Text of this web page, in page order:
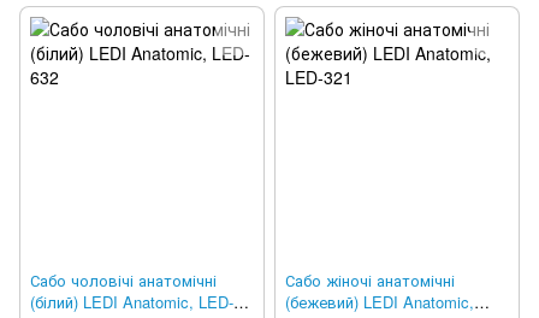
Сабо чоловічі анатомічні
(білий) LEDI Anatomic, LED-
Сабо жіночі анатомічні
(бежевий) LEDI Anatomic,